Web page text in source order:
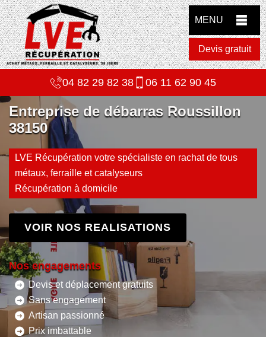
MENU
Devis gratuit
04 82 29 82 38 06 11 62 90 45
Entreprise de débarras Roussillon
38150
LVE Récupération votre spécialiste en rachat de tous
métaux, ferraille et catalyseurs
Récupération à domicile
VOIR NOS REALISATIONS
Nos engagements
Devis et déplacement gratuits
Sans engagement
Artisan passionné
Prix imbattable